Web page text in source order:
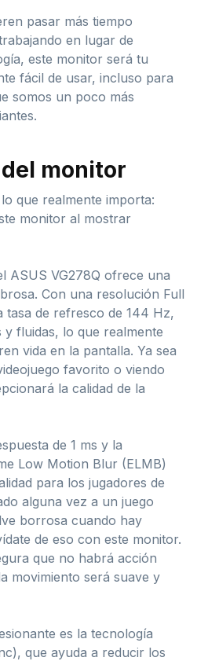
pasar más tiempo
en lugar de
este monitor será tu
fácil de usar, incluso para
somos un poco más
monitor
que realmente importa:
monitor al mostrar
ASUS VG278Q ofrece una
Con una resolución Full
tasa de refresco de 144 Hz,
y fluidas, lo que realmente
vida en la pantalla. Ya sea
favorito o viendo
la calidad de la
de 1 ms y la
Low Motion Blur (ELMB)
para los jugadores de
alguna vez a un juego
borrosa cuando hay
de eso con este monitor.
que no habrá acción
movimiento será suave y
es la tecnología
que ayuda a reducir los